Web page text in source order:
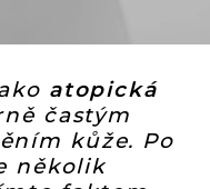
atopická
častým
kůže. Po
několik